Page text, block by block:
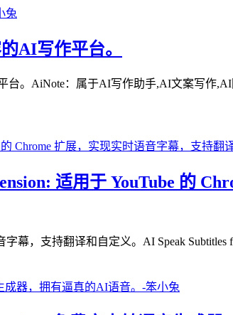
AI写作平台。
台。AiNote：属于AI写作助手,AI文案写作
适用于 YouTube 的
幕，支持翻译和自定义。AI Speak